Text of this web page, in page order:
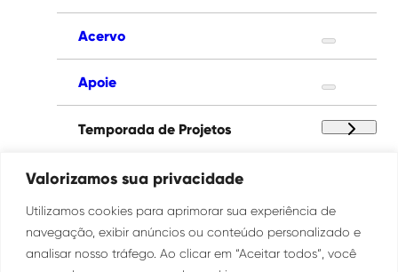
Valorizamos sua privacidade
Utilizamos cookies para aprimorar sua experiência de
navegação, exibir anúncios ou conteúdo personalizado e
analisar nosso tráfego. Ao clicar em “Aceitar todos”, você
Acervo
Apoie
Temporada de Projetos
Paço das Artes
Institucional